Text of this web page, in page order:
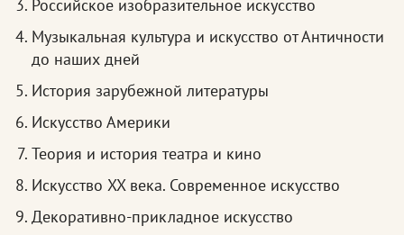
Российское изобразительное искусство
Музыкальная культура и искусство от Античности
до наших дней
История зарубежной литературы
Искусство Америки
Теория и история театра и кино
Искусство XX века. Современное искусство
Декоративно-прикладное искусство